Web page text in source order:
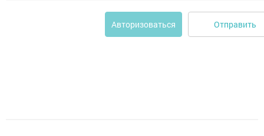
Авторизоваться Отправить